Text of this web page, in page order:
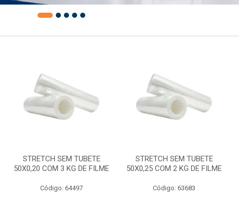
STRETCH SEM TUBETE
50X0,20 COM 3 KG DE FILME
Código: 64497
STRETCH SEM TUBETE
50X0,25 COM 2 KG DE FILME
Código: 63683